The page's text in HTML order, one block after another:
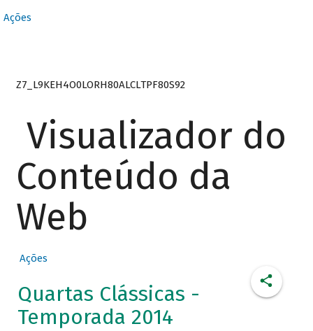
Ações
Z7_L9KEH4O0LORH80ALCLTPF80S92
Visualizador do
Conteúdo da
Web
Ações
Quartas Clássicas -
Temporada 2014